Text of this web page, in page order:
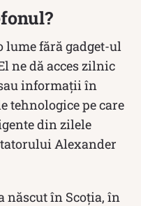
lume fără gadget-ul
ne dă acces zilnic
informații în
tehnologice pe care
din zilele
Alexander
născut în Scoția, în